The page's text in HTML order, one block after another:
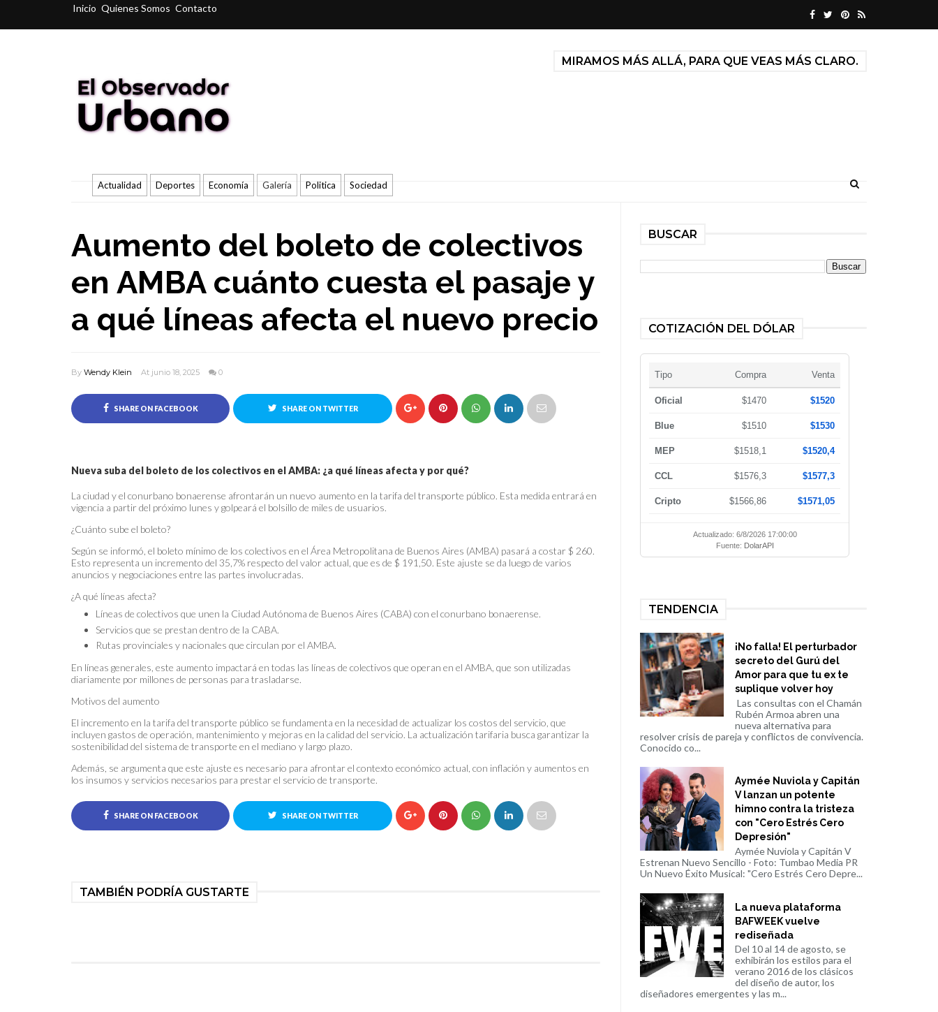
Inicio Quienes Somos Contacto
MIRAMOS MÁS ALLÁ, PARA QUE VEAS MÁS CLARO.
Actualidad Deportes Economía Galería Politica Sociedad
Aumento del boleto de colectivos
en AMBA cuánto cuesta el pasaje y
a qué líneas afecta el nuevo precio
By Wendy Klein At junio 18, 2025 0
SHARE ON FACEBOOK SHARE ON TWITTER
Nueva suba del boleto de los colectivos en el AMBA: ¿a qué líneas afecta y por qué?
La ciudad y el conurbano bonaerense afrontarán un nuevo aumento en la tarifa del transporte público. Esta medida entrará en
vigencia a partir del próximo lunes y golpeará el bolsillo de miles de usuarios.
¿Cuánto sube el boleto?
Según se informó, el boleto mínimo de los colectivos en el Área Metropolitana de Buenos Aires (AMBA) pasará a costar $ 260.
Esto representa un incremento del 35,7% respecto del valor actual, que es de $ 191,50. Este ajuste se da luego de varios
anuncios y negociaciones entre las partes involucradas.
¿A qué líneas afecta?
Líneas de colectivos que unen la Ciudad Autónoma de Buenos Aires (CABA) con el conurbano bonaerense.
Servicios que se prestan dentro de la CABA.
Rutas provinciales y nacionales que circulan por el AMBA.
En líneas generales, este aumento impactará en todas las líneas de colectivos que operan en el AMBA, que son utilizadas
diariamente por millones de personas para trasladarse.
Motivos del aumento
El incremento en la tarifa del transporte público se fundamenta en la necesidad de actualizar los costos del servicio, que
incluyen gastos de operación, mantenimiento y mejoras en la calidad del servicio. La actualización tarifaria busca garantizar la
sostenibilidad del sistema de transporte en el mediano y largo plazo.
Además, se argumenta que este ajuste es necesario para afrontar el contexto económico actual, con inflación y aumentos en
los insumos y servicios necesarios para prestar el servicio de transporte.
SHARE ON FACEBOOK SHARE ON TWITTER
TAMBIÉN PODRÍA GUSTARTE
BUSCAR
COTIZACIÓN DEL DÓLAR
Tipo Compra Venta
Oficial $1470 $1520
Blue $1510 $1530
MEP $1518,1 $1520,4
CCL $1576,3 $1577,3
Cripto $1566,86 $1571,05
Actualizado: 6/8/2026 17:00:00
Fuente: DolarAPI
TENDENCIA
¡No falla! El perturbador
secreto del Gurú del
Amor para que tu ex te
suplique volver hoy
Las consultas con el Chamán
Rubén Armoa abren una
nueva alternativa para
resolver crisis de pareja y conflictos de convivencia.
Conocido co...
Aymée Nuviola y Capitán
V lanzan un potente
himno contra la tristeza
con "Cero Estrés Cero
Depresión"
Aymée Nuviola y Capitán V
Estrenan Nuevo Sencillo - Foto: Tumbao Media PR
Un Nuevo Éxito Musical: "Cero Estrés Cero Depre...
La nueva plataforma
BAFWEEK vuelve
rediseñada
Del 10 al 14 de agosto, se
exhibirán los estilos para el
verano 2016 de los clásicos
del diseño de autor, los
diseñadores emergentes y las m...